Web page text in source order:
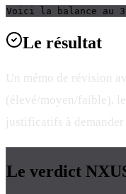
Voici la balance au
Le résultat
Un mémo de révision
(élevé/moyen/faible),
justificatifs à demander
Le verdict